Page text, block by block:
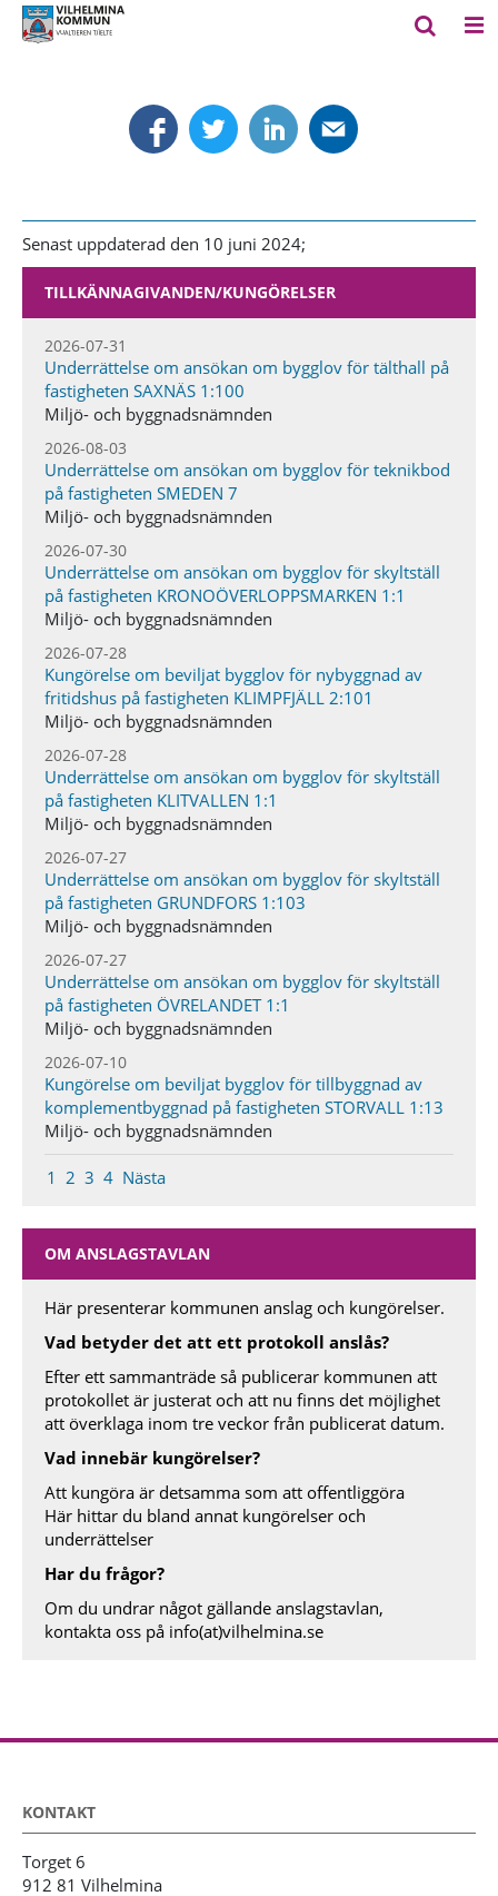
Senast uppdaterad den 10 juni 2024;
TILLKÄNNAGIVANDEN​/KUNGÖRELSER
2026-07-31
Underrättelse om ansökan om bygglov för tälthall på
fastigheten SAXNÄS 1:100
Miljö- och byggnadsnämnden
2026-08-03
Underrättelse om ansökan om bygglov för teknikbod
på fastigheten SMEDEN 7
Miljö- och byggnadsnämnden
2026-07-30
Underrättelse om ansökan om bygglov för skyltställ
på fastigheten KRONOÖVERLOPPSMARKEN 1:1
Miljö- och byggnadsnämnden
2026-07-28
Kungörelse om beviljat bygglov för nybyggnad av
fritidshus på fastigheten KLIMPFJÄLL 2:101
Miljö- och byggnadsnämnden
2026-07-28
Underrättelse om ansökan om bygglov för skyltställ
på fastigheten KLITVALLEN 1:1
Miljö- och byggnadsnämnden
2026-07-27
Underrättelse om ansökan om bygglov för skyltställ
på fastigheten GRUNDFORS 1:103
Miljö- och byggnadsnämnden
2026-07-27
Underrättelse om ansökan om bygglov för skyltställ
på fastigheten ÖVRELANDET 1:1
Miljö- och byggnadsnämnden
2026-07-10
Kungörelse om beviljat bygglov för tillbyggnad av
komplementbyggnad på fastigheten STORVALL 1:13
Miljö- och byggnadsnämnden
1 2 3 4 Nästa
OM ANSLAGSTAVLAN
Här presenterar kommunen anslag och kungörelser.
Vad betyder det att ett protokoll anslås?
Efter ett sammanträde så publicerar kommunen att
protokollet är justerat och att nu finns det möjlighet
att överklaga inom tre veckor från publicerat datum.
Vad innebär kungörelser?
Att kungöra är detsamma som att offentliggöra
Här hittar du bland annat kungörelser och
underrättelser
Har du frågor?
Om du undrar något gällande anslagstavlan,
kontakta oss på info(at)vilhelmina.se
KONTAKT
Torget 6
912 81 Vilhelmina